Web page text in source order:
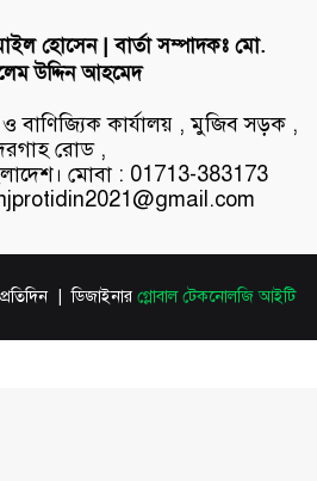
হোসেন | বার্তা সম্পাদকঃ মো.
উদ্দিন আহমেদ
ও বাণিজ্যিক কার্যালয় , মুজিব সড়ক ,
রোড ,
মোবা : 01713-383173
| ডিজাইনার গ্লোবাল টেকনোলজি আইটি